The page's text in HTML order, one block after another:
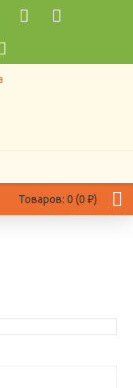
Товаров: 0 (0 ₽)